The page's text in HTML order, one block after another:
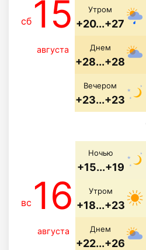
сб 15
августа
Утром
+20...+27
Днем
+28...+28
Вечером
+23...+23
вс 16
августа
Ночью
+15...+19
Утром
+18...+23
Днем
+22...+26